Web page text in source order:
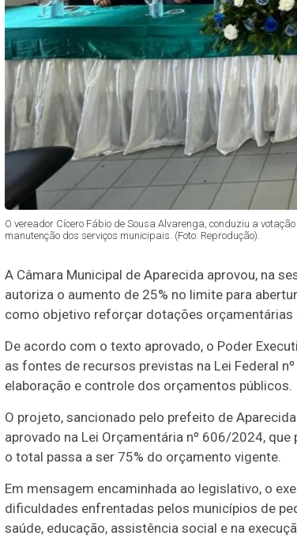
O vereador Cícero Fábio de Sousa Alvarenga, conduziu a
manutenção dos serviços municipais. (Foto: Reprodução).
A Câmara Municipal de Aparecida aprovou, na
autoriza o aumento de 25% no limite para
como objetivo reforçar dotações
De acordo com o texto aprovado, o Poder
as fontes de recursos previstas na Lei Federal
elaboração e controle dos orçamentos públicos.
O projeto, sancionado pelo prefeito de
aprovado na Lei Orçamentária nº 606/2024,
o total passa a ser 75% do orçamento vigente.
Em mensagem encaminhada ao legislativo, o
dificuldades enfrentadas pelos municípios de
saúde, educação, assistência social e na